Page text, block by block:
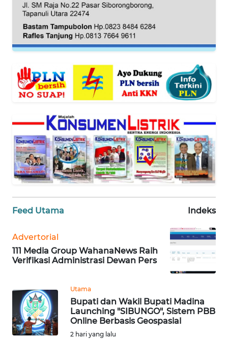
Feed Utama Indeks
Advertorial
111 Media Group WahanaNews Raih
Verifikasi Administrasi Dewan Pers
Utama
Bupati dan Wakil Bupati Madina
Launching "SIBUNGO", Sistem PBB
Online Berbasis Geospasial
2 hari yang lalu
WN
JAKARTA
WN
JABAR
WN
BANTEN
WN
KEPRI
PAPUA
BARAT
RIAU
WN
SERAMBI